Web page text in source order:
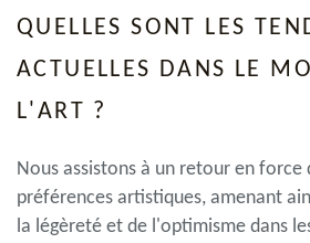
QUELLES SONT LES
ACTUELLES DANS LE
L'ART ?
Nous assistons à un retour en force
préférences artistiques, amenant
la légèreté et de l'optimisme dans